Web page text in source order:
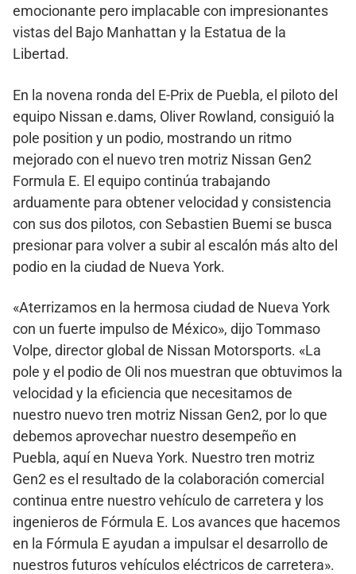
emocionante pero implacable con impresionantes
vistas del Bajo Manhattan y la Estatua de la
Libertad.
En la novena ronda del E-Prix de Puebla, el piloto del
equipo Nissan e.dams, Oliver Rowland, consiguió la
pole position y un podio, mostrando un ritmo
mejorado con el nuevo tren motriz Nissan Gen2
Formula E. El equipo continúa trabajando
arduamente para obtener velocidad y consistencia
con sus dos pilotos, con Sebastien Buemi se busca
presionar para volver a subir al escalón más alto del
podio en la ciudad de Nueva York.
«Aterrizamos en la hermosa ciudad de Nueva York
con un fuerte impulso de México», dijo Tommaso
Volpe, director global de Nissan Motorsports. «La
pole y el podio de Oli nos muestran que obtuvimos la
velocidad y la eficiencia que necesitamos de
nuestro nuevo tren motriz Nissan Gen2, por lo que
debemos aprovechar nuestro desempeño en
Puebla, aquí en Nueva York. Nuestro tren motriz
Gen2 es el resultado de la colaboración comercial
continua entre nuestro vehículo de carretera y los
ingenieros de Fórmula E. Los avances que hacemos
en la Fórmula E ayudan a impulsar el desarrollo de
nuestros futuros vehículos eléctricos de carretera».